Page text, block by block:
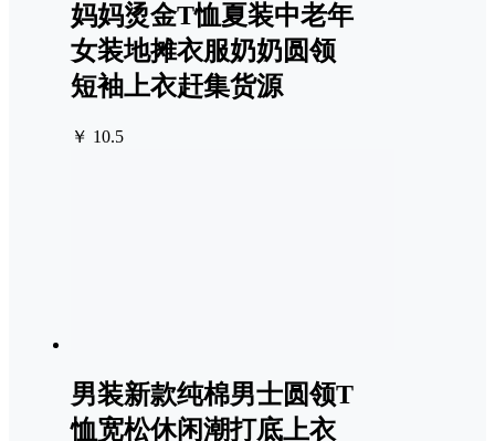
妈妈烫金T恤夏装中老年
女装地摊衣服奶奶圆领
短袖上衣赶集货源
￥ 10.5
男装新款纯棉男士圆领T
恤宽松休闲潮打底上衣